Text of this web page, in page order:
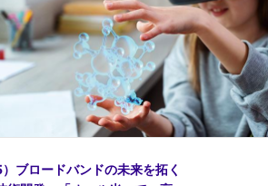
）ブロードバンドの未来を拓く